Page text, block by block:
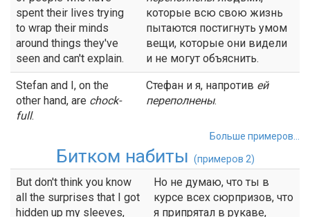
spent their lives trying
to wrap their minds
around things they've
seen and can't explain.
которые всю свою жизнь
пытаются постигнуть умом
вещи, которые они видели
и не могут объяснить.
Stefan and I, on the
other hand, are chock-
full.
Стефан и я, напротив ей
переполнены.
Больше примеров...
Битком набиты (примеров 2)
But don't think you know
all the surprises that I got
hidden up my sleeves,
Но не думаю, что ты в
курсе всех сюрпризов, что
я припрятал в рукаве,